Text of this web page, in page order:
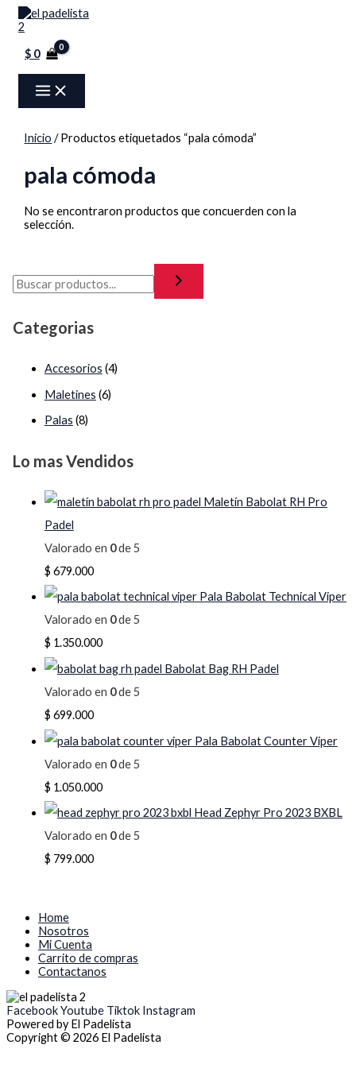
contenido
$0
MENU
Categorias
Accesorios (4)
Maletines (6)
Palas (8)
Lo mas Vendidos
Maletín Babolat RH Pro
Padel
Valorado en 0de 5
$ 679.000
Pala Babolat Technical Viper
Valorado en 0de 5
$ 1.350.000
Babolat Bag RH Padel
Valorado en 0de 5
$ 699.000
Pala Babolat Counter Viper
Valorado en 0de 5
$ 1.050.000
Head Zephyr Pro 2023 BXBL
Valorado en 0de 5
$ 799.000
Inicio / Productos etiquetados “pala cómoda”
pala cómoda
No se encontraron productos que concuerden con la
selección.
Menú
Home
Nosotros
Mi Cuenta
Carrito de compras
Contactanos
FacebookYoutube Tiktok Instagram
Powered by El Padelista
Copyright © 2026 El Padelista